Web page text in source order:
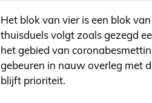
Het blok van vier is een blok
thuisduels volgt zoals gezegd
het gebied van
gebeuren in nauw overleg met
blijft prioriteit.